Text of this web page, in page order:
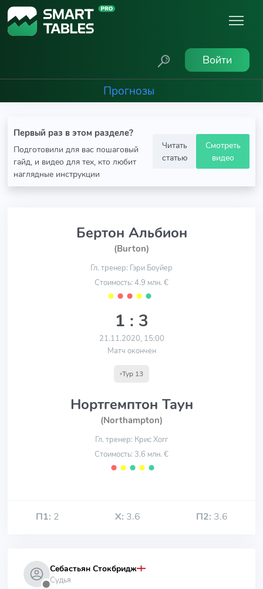
Войти
Прогнозы
Первый раз в этом разделе?
Подготовили для вас пошаговый
гайд, и видео для тех, кто любит
наглядные инструкции
Читать
статью
Смотреть
видео
Бертон Альбион
(Burton)
Гл. тренер: Гэри Боуйер
Стоимость: 4.9 млн. €
⬤ ⬤ ⬤ ⬤ ⬤
1 : 3
21.11.2020, 15:00
Матч окончен
Тур 13
Нортгемптон Таун
(Northampton)
Гл. тренер: Крис Хогг
Стоимость: 3.6 млн. €
⬤ ⬤ ⬤ ⬤ ⬤
П1: 2 Х: 3.6 П2: 3.6
⬤
Себастьян Стокбридж
Судья